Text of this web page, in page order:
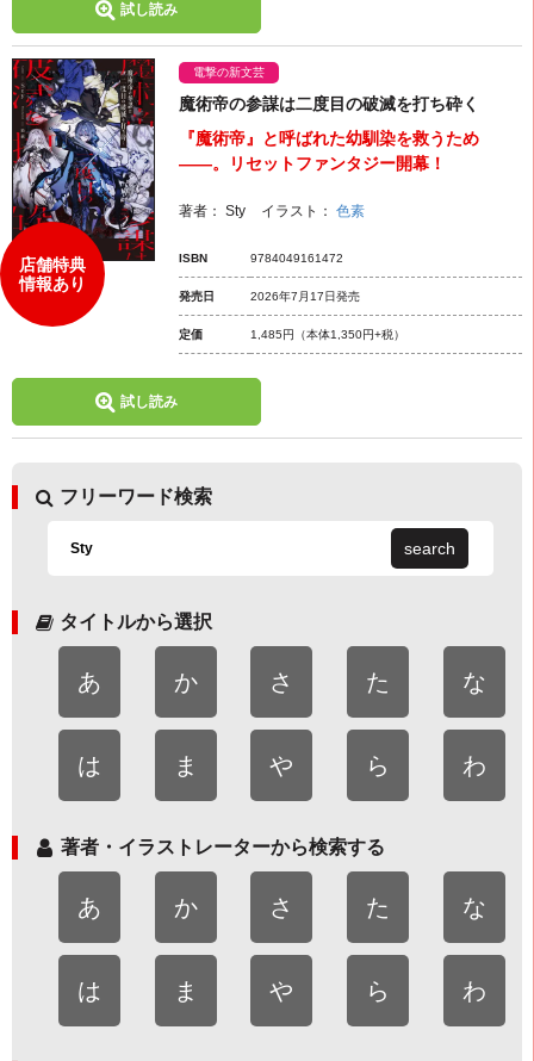
試し読み
店舗特典
情報あり
電撃の新文芸
魔術帝の参謀は二度目の破滅を打ち砕く
『魔術帝』と呼ばれた幼馴染を救うため
――。リセットファンタジー開幕！
著者： Sty イラスト： 色素
ISBN 9784049161472
発売日 2026年7月17日発売
定価 1,485円 （本体1,350円+税）
試し読み
フリーワード検索
search
タイトルから選択
あ か さ た な
は ま や ら わ
著者・イラストレーターから検索する
あ か さ た な
は ま や ら わ